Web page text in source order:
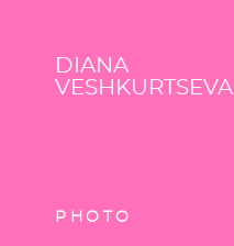
DIANA
VESHKURTSEVA
PHOTO